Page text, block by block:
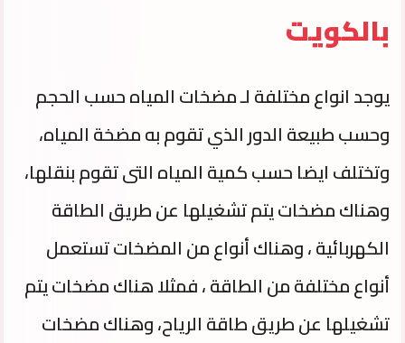
بالكويت
يوجد انواع مختلفة لـ مضخات المياه حسب الحجم
وحسب طبيعة الدور الذي تقوم به مضخة المياه،
وتختلف ايضا حسب كمية المياه التى تقوم بنقلها،
وهناك مضخات يتم تشغيلها عن طريق الطاقة
الكهربائية ، وهناك أنواع من المضخات تستعمل
أنواع مختلفة من الطاقة ، فمثلا هناك مضخات يتم
تشغيلها عن طريق طاقة الرياح، وهناك مضخات